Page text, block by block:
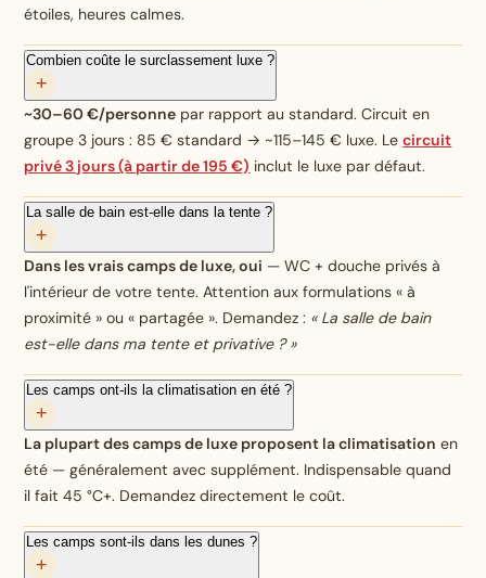
étoiles, heures calmes.
Combien coûte le surclassement luxe ?
+
~30–60 €/personne par rapport au standard. Circuit en
groupe 3 jours : 85 € standard → ~115–145 € luxe. Lecircuit
privé 3 jours (à partir de 195 €) inclut le luxe par défaut.
La salle de bain est-elle dans la tente ?
+
Dans les vrais camps de luxe, oui — WC + douche privés à
l'intérieur de votre tente. Attention aux formulations « à
proximité » ou « partagée ». Demandez : « La salle de bain
est-elle dans ma tente et privative ? »
Les camps ont-ils la climatisation en été ?
+
La plupart des camps de luxe proposent la climatisation en
été — généralement avec supplément. Indispensable quand
il fait 45 °C+. Demandez directement le coût.
Les camps sont-ils dans les dunes ?
+